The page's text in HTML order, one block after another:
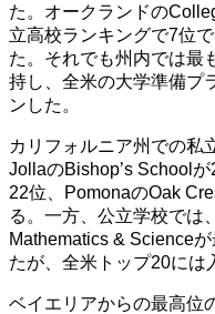
た。オークランドの
立高校ランキングで7位
た。それでも州内では最
持し、全米の大学準備プ
ンした。
カリフォルニア州での私
JollaのBishop’s School
22位、PomonaのOak
る。一方、公立学校では
Mathematics & Science
たが、全米トップ20には
ベイエリアからの最高位